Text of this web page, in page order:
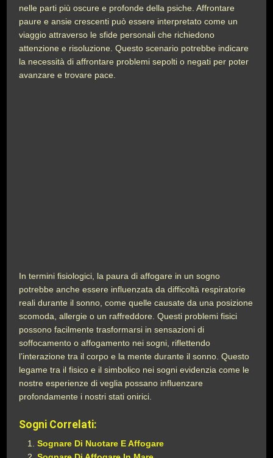
nelle parti più oscure e profonde della psiche. Affrontare
paure e ansie crescenti può essere interpretato come un
viaggio attraverso le sfide personali che richiedono
attenzione e risoluzione. Questo scenario potrebbe indicare
la necessità di affrontare problemi sepolti o negati per poter
avanzare e trovare pace.
In termini fisiologici, la paura di affogare in un sogno
potrebbe anche essere influenzata da difficoltà respiratorie
reali durante il sonno, come quelle causate da una posizione
scomoda, allergie o un raffreddore. Questi problemi fisici
possono facilmente trasformarsi in sensazioni di
soffocamento o affogamento nei sogni, riflettendo
l’interazione tra il corpo e la mente durante il sonno. Questo
legame tra il fisico e il simbolico nei sogni evidenzia come le
nostre esperienze di veglia possano influenzare
profondamente i nostri stati onirici.
Sogni Correlati:
Sognare Di Nuotare E Affogare